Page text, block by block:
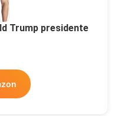
Trump presidente